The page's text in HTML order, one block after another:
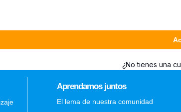
¿No tienes una
Aprendamos juntos
El lema de nuestra comunidad